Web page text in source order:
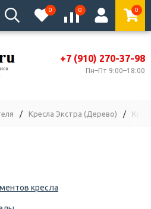
0 0 0
+7 (910) 270-37-98
Пн–Пт 9:00–18:00
/ Кресла Экстра (Дерево) /
кресла